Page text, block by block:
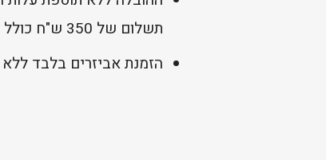
תשלום של 350 ש"ח כולל מע"מ.
הזמנת אביזרים בלבד